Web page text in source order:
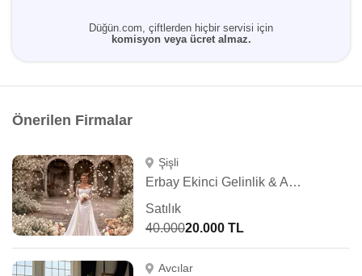
Düğün.com, çiftlerden hiçbir servisi için
komisyon veya ücret almaz.
Önerilen Firmalar
Şişli
Erbay Ekinci Gelinlik & Abiye
Satılık
40.00020.000 TL
Avcılar